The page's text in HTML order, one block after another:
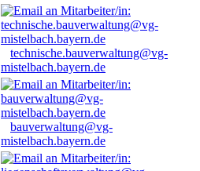
technische.bauverwaltung@vg-
mistelbach.bayern.de
bauverwaltung@vg-
mistelbach.bayern.de